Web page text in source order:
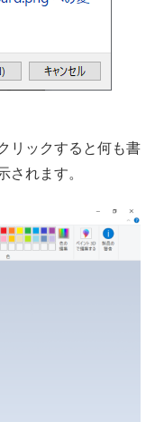
リックすると何も書
されます。